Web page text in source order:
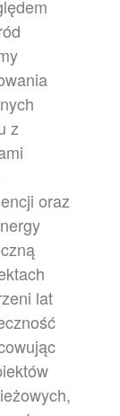
z
oraz
lat